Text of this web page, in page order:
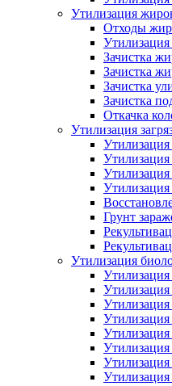
Утилизация
Отходы
Зачистка
Зачистка
Зачистка
Зачистка
Откачка
Утилизация
Утилизация
Утилизация
Утилизация
Утилизация
Грунт
Утилизация
Утилизация
Утилизация
Утилизация
Утилизация
Утилизация